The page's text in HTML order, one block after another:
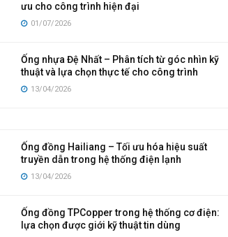
ưu cho công trình hiện đại
01/07/2026
Ống nhựa Đệ Nhất – Phân tích từ góc nhìn kỹ
thuật và lựa chọn thực tế cho công trình
13/04/2026
Ống đồng Hailiang – Tối ưu hóa hiệu suất
truyền dẫn trong hệ thống điện lạnh
13/04/2026
Ống đồng TPCopper trong hệ thống cơ điện:
lựa chọn được giới kỹ thuật tin dùng